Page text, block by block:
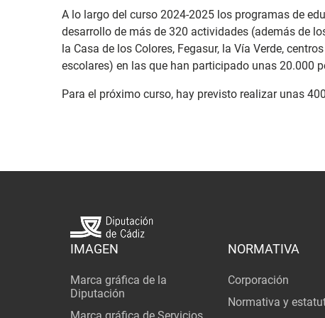
A lo largo del curso 2024-2025 los programas de
desarrollo de más de 320 actividades (además de
la Casa de los Colores, Fegasur, la Vía Verde,
escolares) en las que han participado unas 20.000
Para el próximo curso, hay previsto realizar unas
IMAGEN
Marca gráfica de la
Diputación
NORMATIVA
Corporación
Normativa y